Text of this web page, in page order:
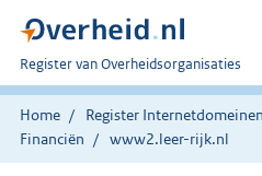
U
bent
nu
hier:
Register van Overheidsorganisaties
Home Register
Financiën
www2.leer-rijk.nl